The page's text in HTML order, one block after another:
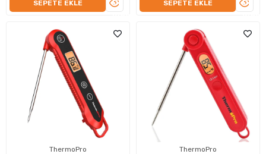
SEPETE EKLE
ÜRÜNÜ
SEPETE EKLE
ThermoPro ThermoPro